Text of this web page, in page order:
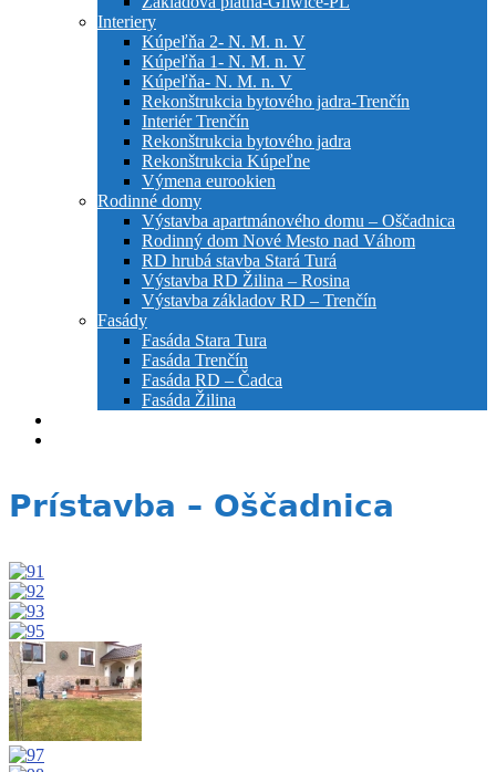
Interiery
Kúpeľňa 2- N. M. n. V
Kúpeľňa 1- N. M. n. V
Kúpeľňa- N. M. n. V
Rekonštrukcia bytového jadra-Trenčín
Interiér Trenčín
Rekonštrukcia bytového jadra
Rekonštrukcia Kúpeľne
Výmena eurookien
Rodinné domy
Výstavba apartmánového domu – Oščadnica
Rodinný dom Nové Mesto nad Váhom
RD hrubá stavba Stará Turá
Výstavba RD Žilina – Rosina
Výstavba základov RD – Trenčín
Fasády
Fasáda Stara Tura
Fasáda Trenčín
Fasáda RD – Čadca
Fasáda Žilina
Prístavba – Oščadnica